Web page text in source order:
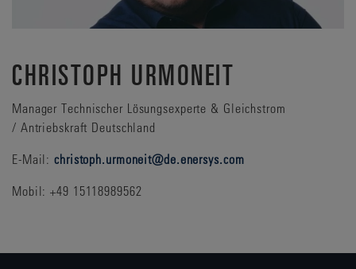
CHRISTOPH URMONEIT
Manager Technischer Lösungsexperte & Gleichstrom
/ Antriebskraft Deutschland
E-Mail:christoph.urmoneit@de.enersys.com
Mobil: +49 15118989562